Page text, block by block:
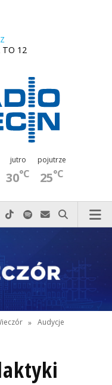
TO 12
jutro
30°C
pojutrze
25°C
do nas zadzwoń
na Facebook-u
nas na X
Odwiedź nas na Instagram-ie
Odwiedź nas na TikTok-u
Szukaj nas na Spotify
Wyślij do nas
Szukaj
» Audycje